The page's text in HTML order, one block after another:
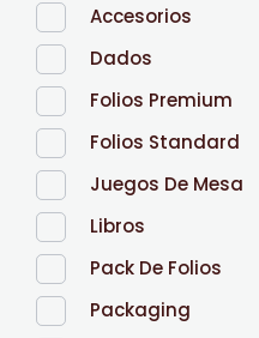
Accesorios
Dados
Folios Premium
Folios Standard
Juegos De Mesa
Libros
Pack De Folios
Packaging